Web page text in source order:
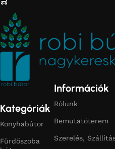
Kategóriák
Konyhabútor
Fürdőszoba
Információk
Rólunk
Bemutatóterem
Szerelés,